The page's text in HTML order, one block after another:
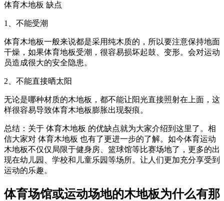
体育木地板 缺点
1、不能受潮
体育木地板一般来说都是采用纯木质的，所以要注意保持地面
干燥，如果体育地板受潮，很容易损坏起鼓、变形。会对运动
员造成很大的安全隐患。
2、不能直接晒太阳
无论是哪种材质的木地板，都不能让阳光直接照射在上面，这
样很容易导致体育木地板膨胀出现裂痕。
总结：关于 体育木地板 的优缺点就为大家介绍到这里了。相
信大家对 体育木地板 也有了更进一步的了解。如今体育运动
木地板不仅仅局限于健身房、篮球馆等比赛场地了，更多的出
现在幼儿园、学校和儿童乐园等场所。让人们更加充分享受到
运动的乐趣。
体育场馆或运动场地的木地板为什么有那